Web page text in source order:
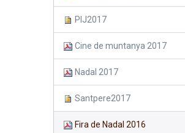
PIJ2017
Cine de muntanya 2017
Nadal 2017
Santpere2017
Fira de Nadal 2016